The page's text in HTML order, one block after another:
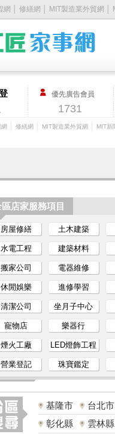
網 修繕網 MIT製造業外貿網
優先廣告會員
1731
網│ 修繕網│ MIT製造業外貿網│ MIT新
店家服務項目
房屋修繕 土木建築
水電工程 建築材料
搬家公司 電器維修
休閒娛樂 進修學習
清潔公司 坐月子中心
寵物店 樂器行
煙火工廠 LED燈飾工程
營業登記 珠寶鑑定
基隆市
台北市
彰化縣
雲林縣